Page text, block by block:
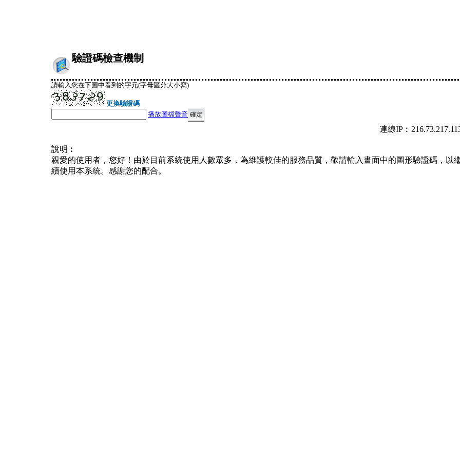
驗證碼檢查機制
請輸入您在下圖中看到的字元(字母區分大小寫)
更換驗證碼
播放圖檔聲音
連線
說明︰
親愛的使用者，您好！由於目前系統使用人數眾多，為維護較佳的服務品質，敬請輸入畫面中的圖形驗證碼，以
續使用本系統。感謝您的配合。